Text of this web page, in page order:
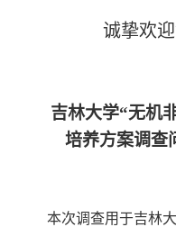
诚挚欢
吉林大学“无机
培养方案调查
本次调查用于吉林